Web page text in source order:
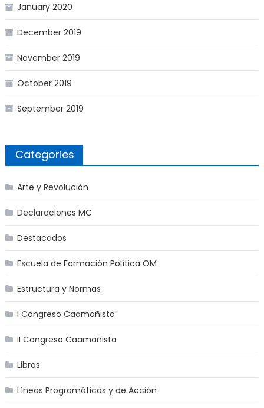
January 2020
December 2019
November 2019
October 2019
September 2019
Categories
Arte y Revolución
Declaraciones MC
Destacados
Escuela de Formación Política OM
Estructura y Normas
I Congreso Caamañista
II Congreso Caamañista
Libros
Líneas Programáticas y de Acción